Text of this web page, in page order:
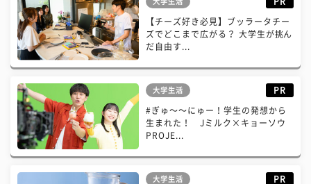
大学生活
【チーズ好き必見】ブッラータチー
ズでどこまで広がる？ 大学生が挑ん
だ自由す...
大学生活 PR
#ぎゅ〜〜にゅー！学生の発想から
生まれた！ Jミルク×キョーソウ
PROJE...
大学生活 PR